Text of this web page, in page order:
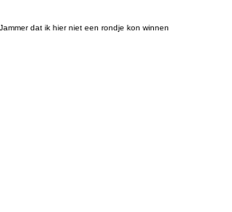
dat ik hier niet een rondje kon winnen